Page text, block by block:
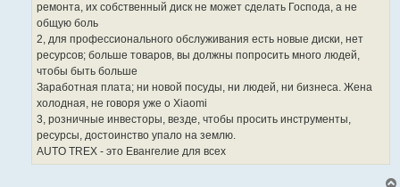
ремонта, их собственный диск не может сделать Господа, а не
общую боль
2, для профессионального обслуживания есть новые диски, нет
ресурсов; больше товаров, вы должны попросить много людей,
чтобы быть больше
Заработная плата; ни новой посуды, ни людей, ни бизнеса. Жена
холодная, не говоря уже о Xiaomi
3, розничные инвесторы, везде, чтобы просить инструменты,
ресурсы, достоинство упало на землю.
AUTO TREX - это Евангелие для всех